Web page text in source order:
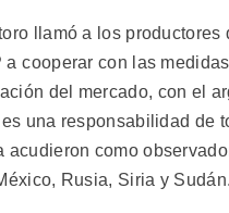
llamó a los productores
a cooperar con las
del mercado, con el
una responsabilidad de
acudieron como
Rusia, Siria y Sudán.